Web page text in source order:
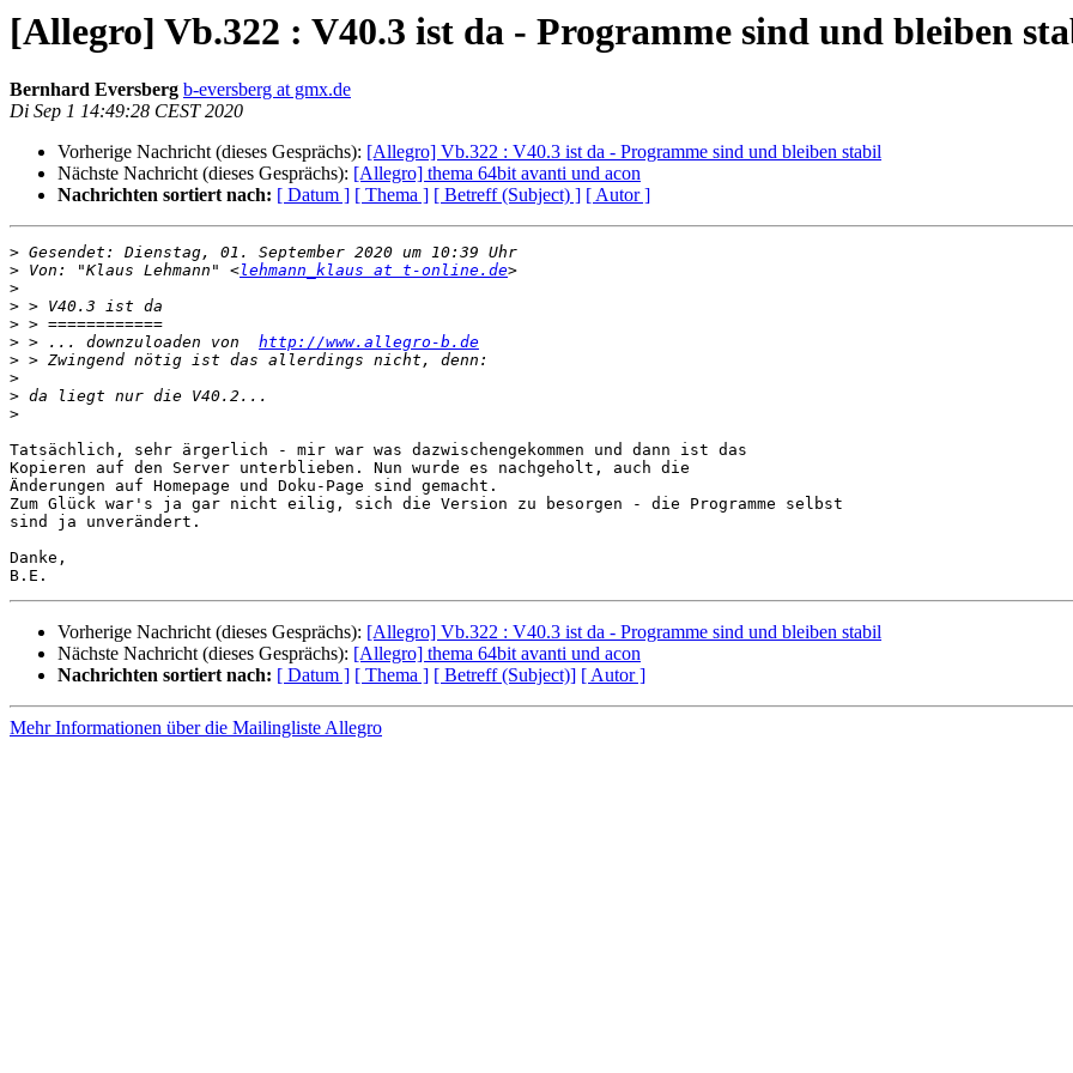
[Allegro] Vb.322 : V40.3 ist da - Programme sind und bleiben
Bernhard Eversberg b-eversberg at gmx.de
Di Sep 1 14:49:28 CEST 2020
Vorherige Nachricht (dieses Gesprächs): [Allegro] Vb.322 : V40.3 ist da - Programme sind und bleiben stabil
Nächste Nachricht (dieses Gesprächs): [Allegro] thema 64bit avanti und acon
Nachrichten sortiert nach: [ Datum ] [ Thema ] [ Betreff (Subject) ] [ Autor ]
>
> Von: "Klaus Lehmann" <lehmann_klaus at t-online.de
>
>
>
> > ... downzuloaden von http://www.allegro-b.de
>
>
>
>
Tatsächlich, sehr ärgerlich - mir war was dazwischengekommen und dann ist das
Kopieren auf den Server unterblieben. Nun wurde es nachgeholt, auch die
Änderungen auf Homepage und Doku-Page sind gemacht.
Zum Glück war's ja gar nicht eilig, sich die Version zu besorgen - die Programme selbst
sind ja unverändert.
Danke,
Vorherige Nachricht (dieses Gesprächs): [Allegro] Vb.322 : V40.3 ist da - Programme sind und bleiben stabil
Nächste Nachricht (dieses Gesprächs): [Allegro] thema 64bit avanti und acon
Nachrichten sortiert nach: [ Datum ] [ Thema ] [ Betreff (Subject)] [ Autor ]
Mehr Informationen über die Mailingliste Allegro